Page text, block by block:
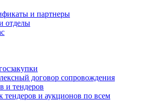
и партнеры
отделы
договор сопровождения
и тендеров
тендеров и аукционов по всем